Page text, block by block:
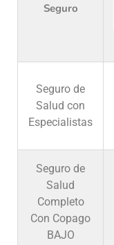
Seguro
Seguro de
Salud con
Especialistas
Seguro de
Salud
Completo
Con Copago
BAJO